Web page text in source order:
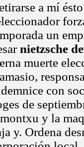
a mí
un
nietzsche
muerte
con
de
y la
y. Ordena